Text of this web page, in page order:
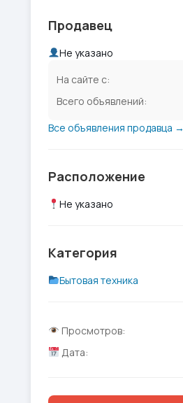
Продавец
Не указано
На сайте с:
Всего объявлений:
Все объявления продавца →
Расположение
Не указано
Категория
Бытовая техника
Просмотров:
Дата: